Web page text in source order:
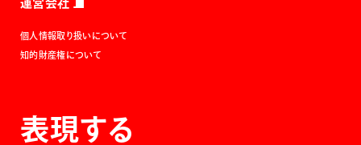
運営会社
個人情報取り扱いについて
知的財産権について
表現する